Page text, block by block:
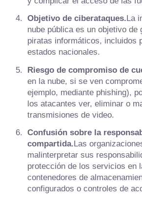
Objetivo de ciberataques.La
nube pública es un objetivo de
piratas informáticos, incluidos
estados nacionales.
Riesgo de compromiso de
en la nube, si se ven
ejemplo, mediante phishing),
los atacantes ver, eliminar o
transmisiones de video.
Confusión sobre la
compartida. Las
malinterpretar sus
protección de los servicios en
contenedores de
configurados o controles de